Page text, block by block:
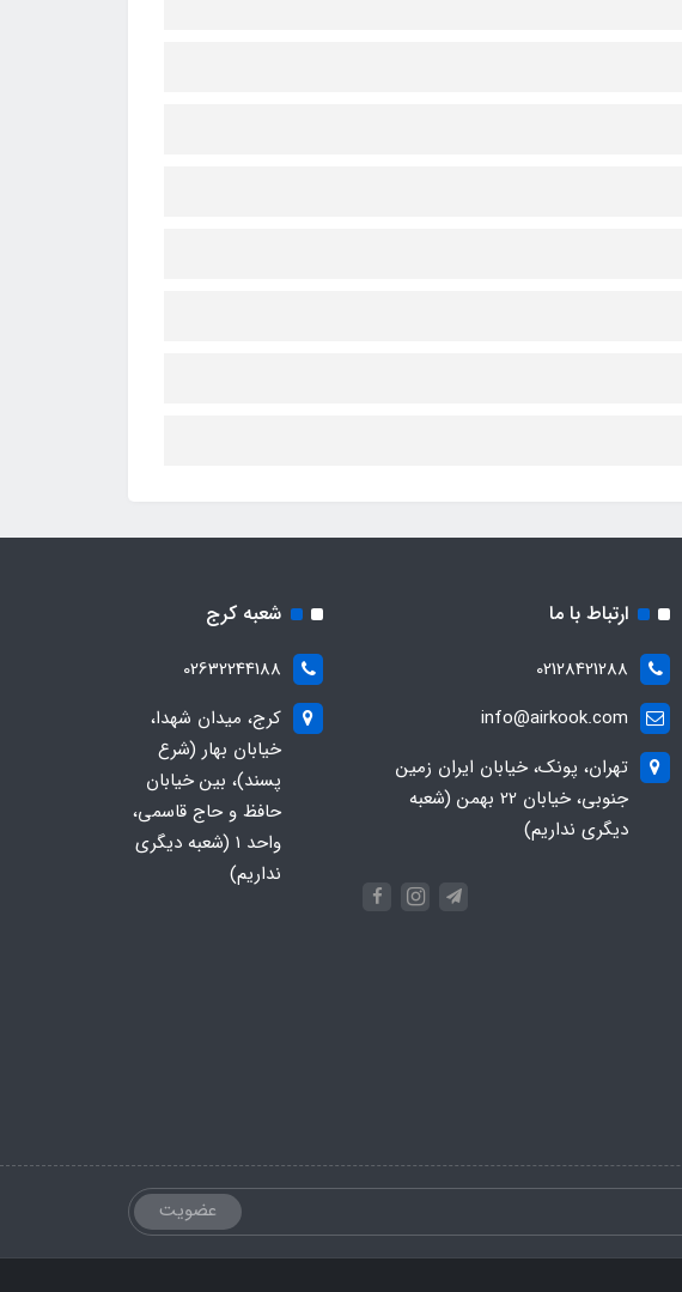
ارتباط با ما
02128421288
info@airkook.com
تهران، پونک، خیابان ایران زمین
جنوبی، خیابان 22 بهمن (شعبه
دیگری نداریم)
شعبه کرج
02632244188
کرج، میدان شهدا،
خیابان بهار (شرع
پسند)، بین خیابان
حافظ و حاج قاسمی،
واحد ۱ (شعبه دیگری
نداریم)
عضویت